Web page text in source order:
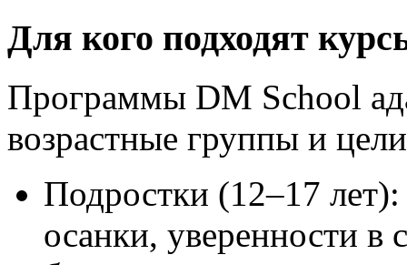
Для кого подходят
Программы DM School
возрастные группы и
Подростки (12–17
осанки, уверенности в